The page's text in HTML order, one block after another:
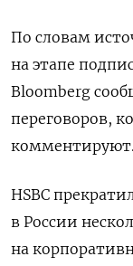
По словам
на этапе
Bloomberg
переговоров,
комментируют.
HSBC
в России
на